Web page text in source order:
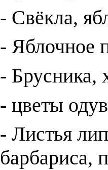
- Свёкла,
- Яблочное
- Брусника,
- цветы
- Листья
барбариса,